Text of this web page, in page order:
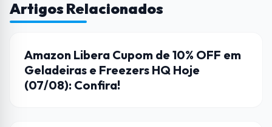
Artigos Relacionados
AMAZON
Amazon Libera Cupom de 10% OFF em
Geladeiras e Freezers HQ Hoje
(07/08): Confira!